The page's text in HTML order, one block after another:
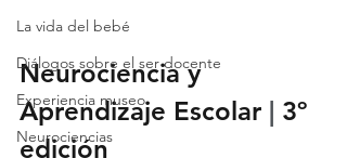
La vida del bebé
Diálogos sobre el ser docente
Experiencia museo
Neurociencias
Neurociencia y
Aprendizaje Escolar | 3º
edición